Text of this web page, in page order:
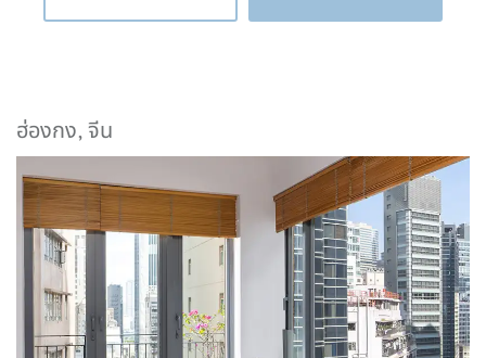
ฮ่องกง, จีน